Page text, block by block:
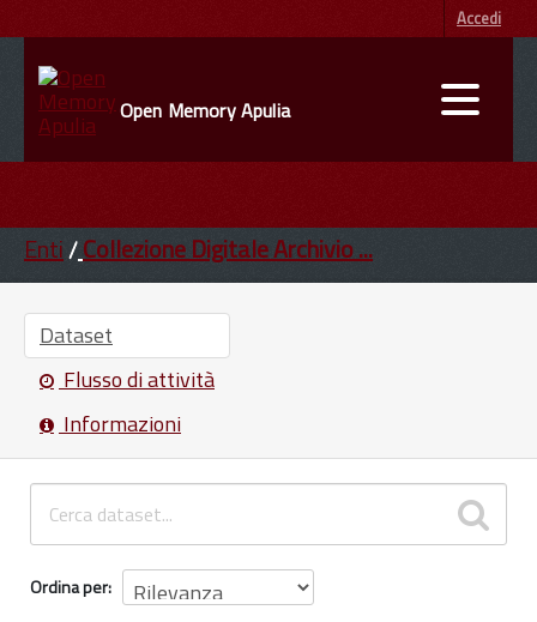
Accedi
Open Memory Apulia
ENTI
INFORMAZIONI
Enti Collezione Digitale Archivio ...
Dataset
Flusso di attività
Informazioni
Ordina per